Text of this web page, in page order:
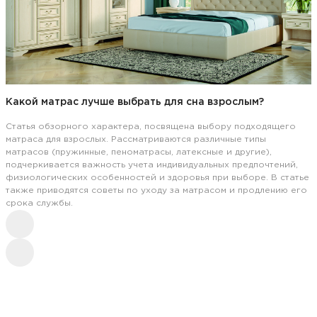
Какой матрас лучше выбрать для сна взрослым?
Статья обзорного характера, посвящена выбору подходящего
матраса для взрослых. Рассматриваются различные типы
матрасов (пружинные, пеноматрасы, латексные и другие),
подчеркивается важность учета индивидуальных предпочтений,
физиологических особенностей и здоровья при выборе. В статье
также приводятся советы по уходу за матрасом и продлению его
срока службы.